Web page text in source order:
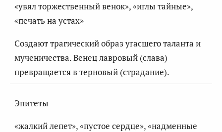
«увял торжественный венок», «иглы тайные»,
«печать на устах»
Создают трагический образ угасшего таланта и
мученичества. Венец лавровый (слава)
превращается в терновый (страдание).
Эпитеты
«жалкий лепет», «пустое сердце», «надменные